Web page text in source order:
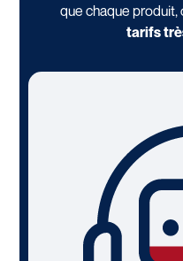
que chaque produit,
tarifs